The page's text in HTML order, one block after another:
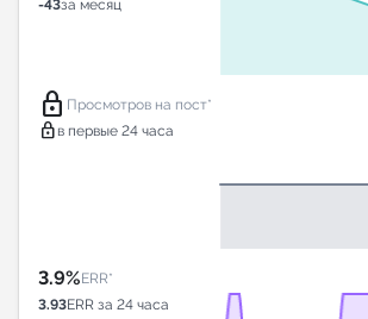
-43за месяц
lock Просмотров на пост*
lock в первые 24 часа
3.9%ERR*
3.93ERR за 24 часа